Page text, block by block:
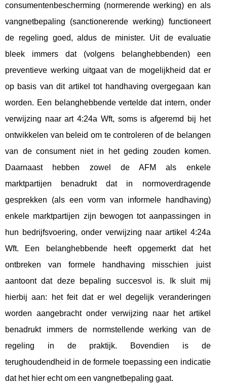
consumentenbescherming (normerende werking) en als
vangnetbepaling (sanctionerende werking) functioneert
de regeling goed, aldus de minister. Uit de evaluatie
bleek immers dat (volgens belanghebbenden) een
preventieve werking uitgaat van de mogelijkheid dat er
op basis van dit artikel tot handhaving overgegaan kan
worden. Een belanghebbende vertelde dat intern, onder
verwijzing naar art 4:24a Wft, soms is afgeremd bij het
ontwikkelen van beleid om te controleren of de belangen
van de consument niet in het geding zouden komen.
Daarnaast hebben zowel de AFM als enkele
marktpartijen benadrukt dat in normoverdragende
gesprekken (als een vorm van informele handhaving)
enkele marktpartijen zijn bewogen tot aanpassingen in
hun bedrijfsvoering, onder verwijzing naar artikel 4:24a
Wft. Een belanghebbende heeft opgemerkt dat het
ontbreken van formele handhaving misschien juist
aantoont dat deze bepaling succesvol is. Ik sluit mij
hierbij aan: het feit dat er wel degelijk veranderingen
worden aangebracht onder verwijzing naar het artikel
benadrukt immers de normstellende werking van de
regeling in de praktijk. Bovendien is de
terughoudendheid in de formele toepassing een indicatie
dat het hier echt om een vangnetbepaling gaat.